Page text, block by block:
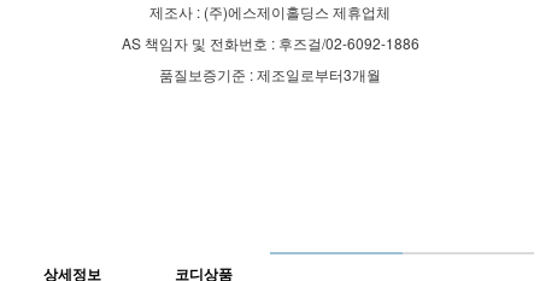
제조사 : (주)에스제이홀딩스 제휴업체
AS 책임자 및 전화번호 : 후즈걸/02-6092-1886
품질보증기준 : 제조일로부터3개월
상세정보 코디상품